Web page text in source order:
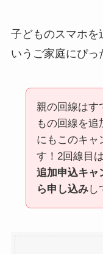
子どものスマホを
いうご家庭にぴっ
親の回線はす
もの回線を追
にもこのキャ
す！2回線目
追加申込キャ
ら申し込みし